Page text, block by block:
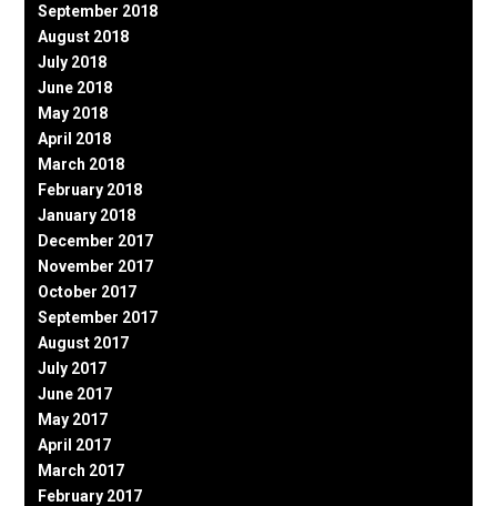
September 2018
August 2018
July 2018
June 2018
May 2018
April 2018
March 2018
February 2018
January 2018
December 2017
November 2017
October 2017
September 2017
August 2017
July 2017
June 2017
May 2017
April 2017
March 2017
February 2017